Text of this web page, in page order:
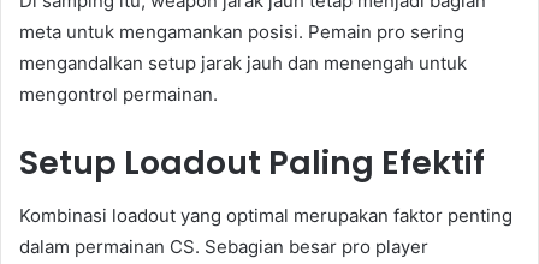
meta untuk mengamankan posisi. Pemain pro sering
mengandalkan setup jarak jauh dan menengah untuk
mengontrol permainan.
Setup Loadout Paling Efektif
Kombinasi loadout yang optimal merupakan faktor penting
dalam permainan CS. Sebagian besar pro player